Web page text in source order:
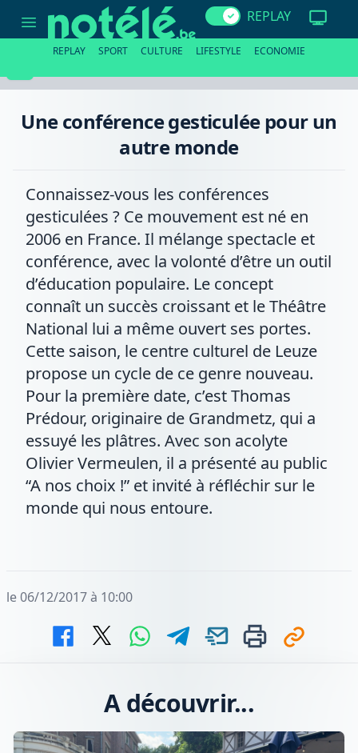
conférence
gesticulée
monde
REPLAY
REPLAY SPORT CULTURE LIFESTYLE ECONOMIE
Une conférence gesticulée pour un
autre monde
Connaissez-vous les conférences
gesticulées ? Ce mouvement est né en
2006 en France. Il mélange spectacle et
conférence, avec la volonté d’être un outil
d’éducation populaire. Le concept
connaît un succès croissant et le Théâtre
National lui a même ouvert ses portes.
Cette saison, le centre culturel de Leuze
propose un cycle de ce genre nouveau.
Pour la première date, c’est Thomas
Prédour, originaire de Grandmetz, qui a
essuyé les plâtres. Avec son acolyte
Olivier Vermeulen, il a présenté au public
“A nos choix !” et invité à réfléchir sur le
monde qui nous entoure.
le 06/12/2017 à 10:00
A découvrir...